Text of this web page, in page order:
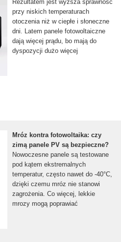
Rezultatem jest wyższa sprawność
przy niskich temperaturach
otoczenia niż w ciepłe i słoneczne
dni. Latem panele fotowoltaiczne
dają więcej prądu, bo mają do
dyspozycji dużo więcej
Mróz kontra fotowoltaika: czy
zimą panele PV są bezpieczne?
Nowoczesne panele są testowane
pod kątem ekstremalnych
temperatur, często nawet do -40°C,
dzięki czemu mróz nie stanowi
zagrożenia. Co więcej, lekkie
mrozy mogą poprawiać